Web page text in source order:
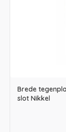
Brede
slot Nikkel